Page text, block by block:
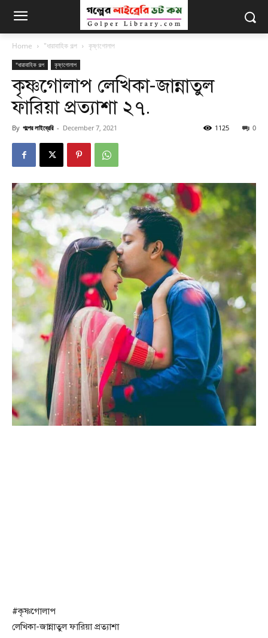
Home "ধারাবাহিক গল্প কৃষ্ণগোলাপ
"ধারাবাহিক গল্প কৃষ্ণগোলাপ
কৃষ্ণগোলাপ লেখিকা-জান্নাতুল
ফারিয়া প্রত্যাশা ২৭.
By গল্পের লাইব্রেরি - December 7, 2021 0
1125
#কৃষ্ণগোলাপ
লেখিকা-জান্নাতুল ফারিয়া প্রত্যাশা